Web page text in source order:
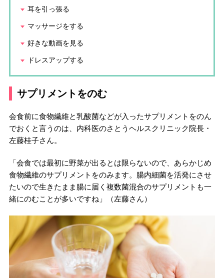
耳を引っ張る
マッサージをする
好きな動画を見る
ドレスアップする
サプリメントをのむ
会食前に食物繊維と乳酸菌などが入ったサプリメントをのん
でおくと言うのは、内科医のさとうヘルスクリニック院長・
左藤桂子さん。
「会食では最初に野菜が出るとは限らないので、あらかじめ
食物繊維のサプリメントをのみます。腸内細菌を活発にさせ
たいので生きたまま腸に届く複数菌混合のサプリメントも一
緒にのむことが多いですね」（左藤さん）